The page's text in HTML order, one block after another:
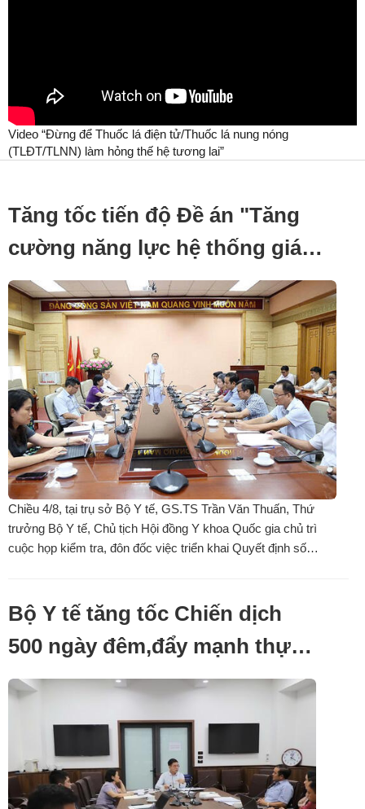
Video “Đừng để Thuốc lá điện tử/Thuốc lá nung nóng
(TLĐT/TLNN) làm hỏng thế hệ tương lai”
Tăng tốc tiến độ Đề án "Tăng
cường năng lực hệ thống giám
định pháp y, pháp y tâm thần và
bắt buộc chữa bệnh tâm thần
giai đoạn 2026-2030".
Chiều 4/8, tại trụ sở Bộ Y tế, GS.TS Trần Văn Thuấn, Thứ
trưởng Bộ Y tế, Chủ tịch Hội đồng Y khoa Quốc gia chủ trì
cuộc họp kiểm tra, đôn đốc việc triển khai Quyết định số
và bắt buộc chữa ...
Bộ Y tế tăng tốc Chiến dịch
500 ngày đêm,đẩy mạnh thực
hiện tìm kiếm, quy tập và xác